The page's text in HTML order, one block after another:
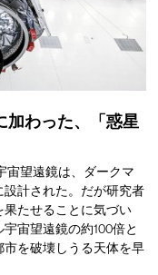
加わった、「惑星
宙望遠鏡は、ダークマ
計された。だが研究者
たせることに気づい
宙望遠鏡の約100倍と
を破壊しうる天体を早